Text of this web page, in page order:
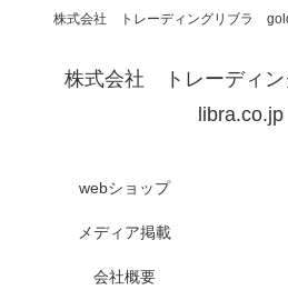
株式会社 トレーディングリブラ
株式会社 トレーディ
libra.co.jp
webショップ
メディア掲載
会社概要